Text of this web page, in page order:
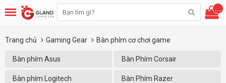
...
Trang chủ Gaming Gear Bàn phím cơ chơi game
Bàn phím Asus Bàn Phím Corsair
Bàn phím Logitech Bàn Phím Razer